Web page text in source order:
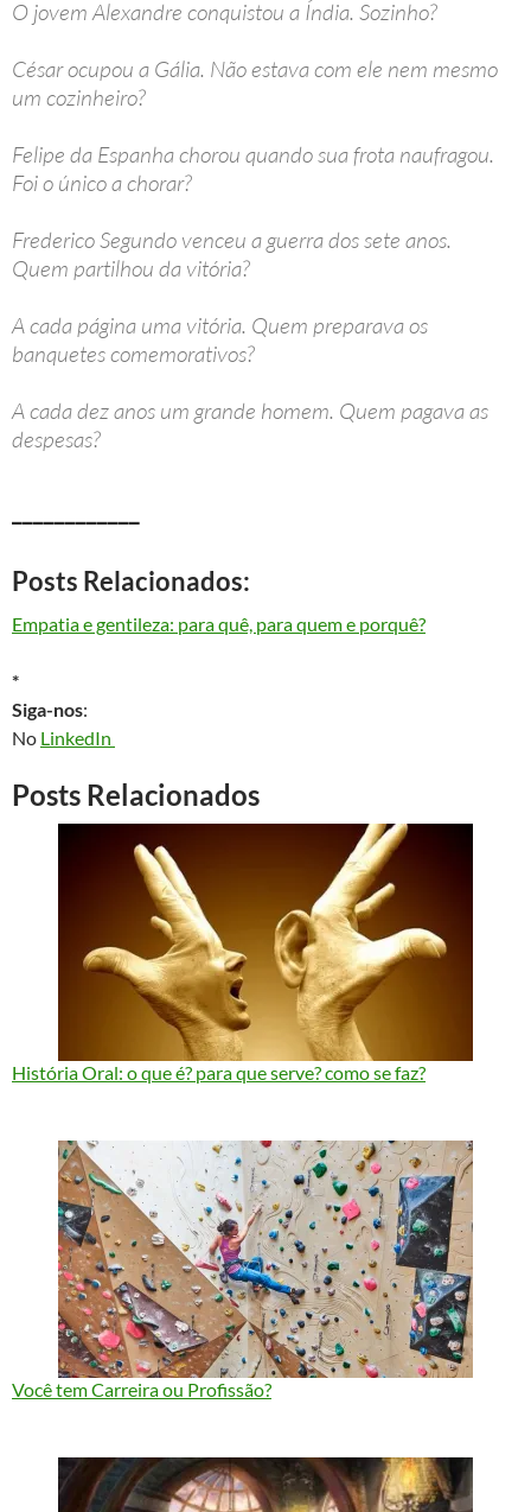
O jovem Alexandre conquistou a Índia. Sozinho?
César ocupou a Gália. Não estava com ele nem mesmo
um cozinheiro?
Felipe da Espanha chorou quando sua frota naufragou.
Foi o único a chorar?
Frederico Segundo venceu a guerra dos sete anos.
Quem partilhou da vitória?
A cada página uma vitória. Quem preparava os
banquetes comemorativos?
A cada dez anos um grande homem. Quem pagava as
despesas?
Posts Relacionados:
Empatia e gentileza: para quê, para quem e porquê?
*
Siga-nos:
No LinkedIn
Posts Relacionados
História Oral: o que é? para que serve? como se faz?
Você tem Carreira ou Profissão?